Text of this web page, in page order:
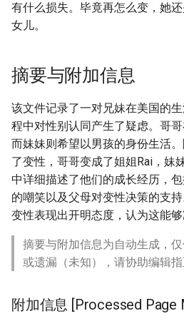
有什么损失。毕竟再怎么变，她
女儿。
摘要与附加信息
该文件记录了一对兄妹在美国的
程中对性别认同产生了疑虑。哥
而妹妹则希望以男孩的身份生活
了变性，哥哥变成了姐姐Rai，妹
中详细描述了他们的成长经历，
的嘲笑以及父母对变性决策的支
变性表现出开明态度，认为这能够
摘要与附加信息为自动生成，
或遗漏（未知），请协助编辑指
附加信息 [Processed Page